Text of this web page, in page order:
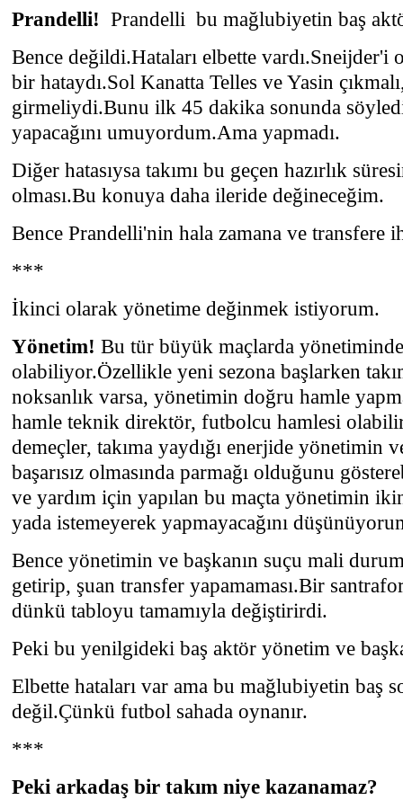
Prandelli! Prandelli bu mağlubiyetin baş
Bence değildi.Hataları elbette vardı.Sneijder'i
bir hataydı.Sol Kanatta Telles ve Yasin
girmeliydi.Bunu ilk 45 dakika sonunda
yapacağını umuyordum.Ama yapmadı.
Diğer hatasıysa takımı bu geçen hazırlık
olması.Bu konuya daha ileride değineceğim.
Bence Prandelli'nin hala zamana ve transfere
***
İkinci olarak yönetime değinmek istiyorum.
Yönetim! Bu tür büyük maçlarda
olabiliyor.Özellikle yeni sezona başlarken
noksanlık varsa, yönetimin doğru hamle
hamle teknik direktör, futbolcu hamlesi
demeçler, takıma yaydığı enerjide yönetimin
başarısız olmasında parmağı olduğunu
ve yardım için yapılan bu maçta yönetimin
yada istemeyerek yapmayacağını
Bence yönetimin ve başkanın suçu mali
getirip, şuan transfer yapamaması.Bir
dünkü tabloyu tamamıyla değiştirirdi.
Peki bu yenilgideki baş aktör yönetim ve
Elbette hataları var ama bu mağlubiyetin baş
değil.Çünkü futbol sahada oynanır.
***
Peki arkadaş bir takım niye kazanamaz?